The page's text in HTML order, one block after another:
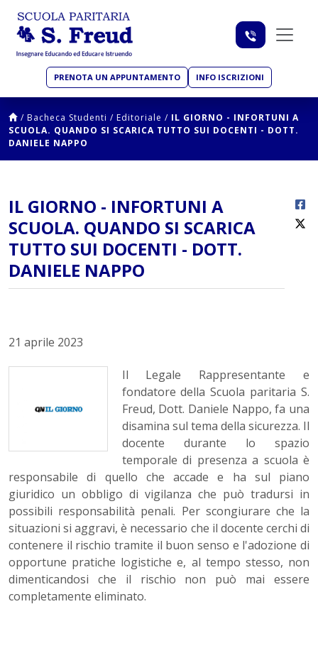
PRENOTA UN APPUNTAMENTO INFO ISCRIZIONI
/ Bacheca Studenti / Editoriale / IL GIORNO - INFORTUNI A
SCUOLA. QUANDO SI SCARICA TUTTO SUI DOCENTI - DOTT.
DANIELE NAPPO
IL GIORNO - INFORTUNI A
SCUOLA. QUANDO SI SCARICA
TUTTO SUI DOCENTI - DOTT.
DANIELE NAPPO
21 aprile 2023
Il Legale Rappresentante e
fondatore della Scuola paritaria S.
Freud, Dott. Daniele Nappo, fa una
disamina sul tema della sicurezza. Il
docente durante lo spazio
temporale di presenza a scuola è
responsabile di quello che accade e ha sul piano
giuridico un obbligo di vigilanza che può tradursi in
possibili responsabilità penali. Per scongiurare che la
situazioni si aggravi, è necessario che il docente cerchi di
contenere il rischio tramite il buon senso e l'adozione di
opportune pratiche logistiche e, al tempo stesso, non
dimenticandosi che il rischio non può mai essere
completamente eliminato.